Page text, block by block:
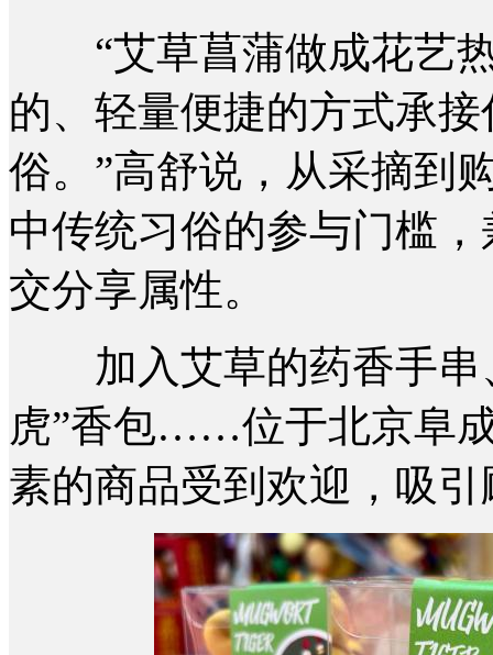
“艾草菖蒲做成花艺热
的、轻量便捷的方式承
俗。”高舒说，从采摘到
中传统习俗的参与门槛
交分享属性。
加入艾草的药香手串
虎”香包……位于北京阜
素的商品受到欢迎，吸